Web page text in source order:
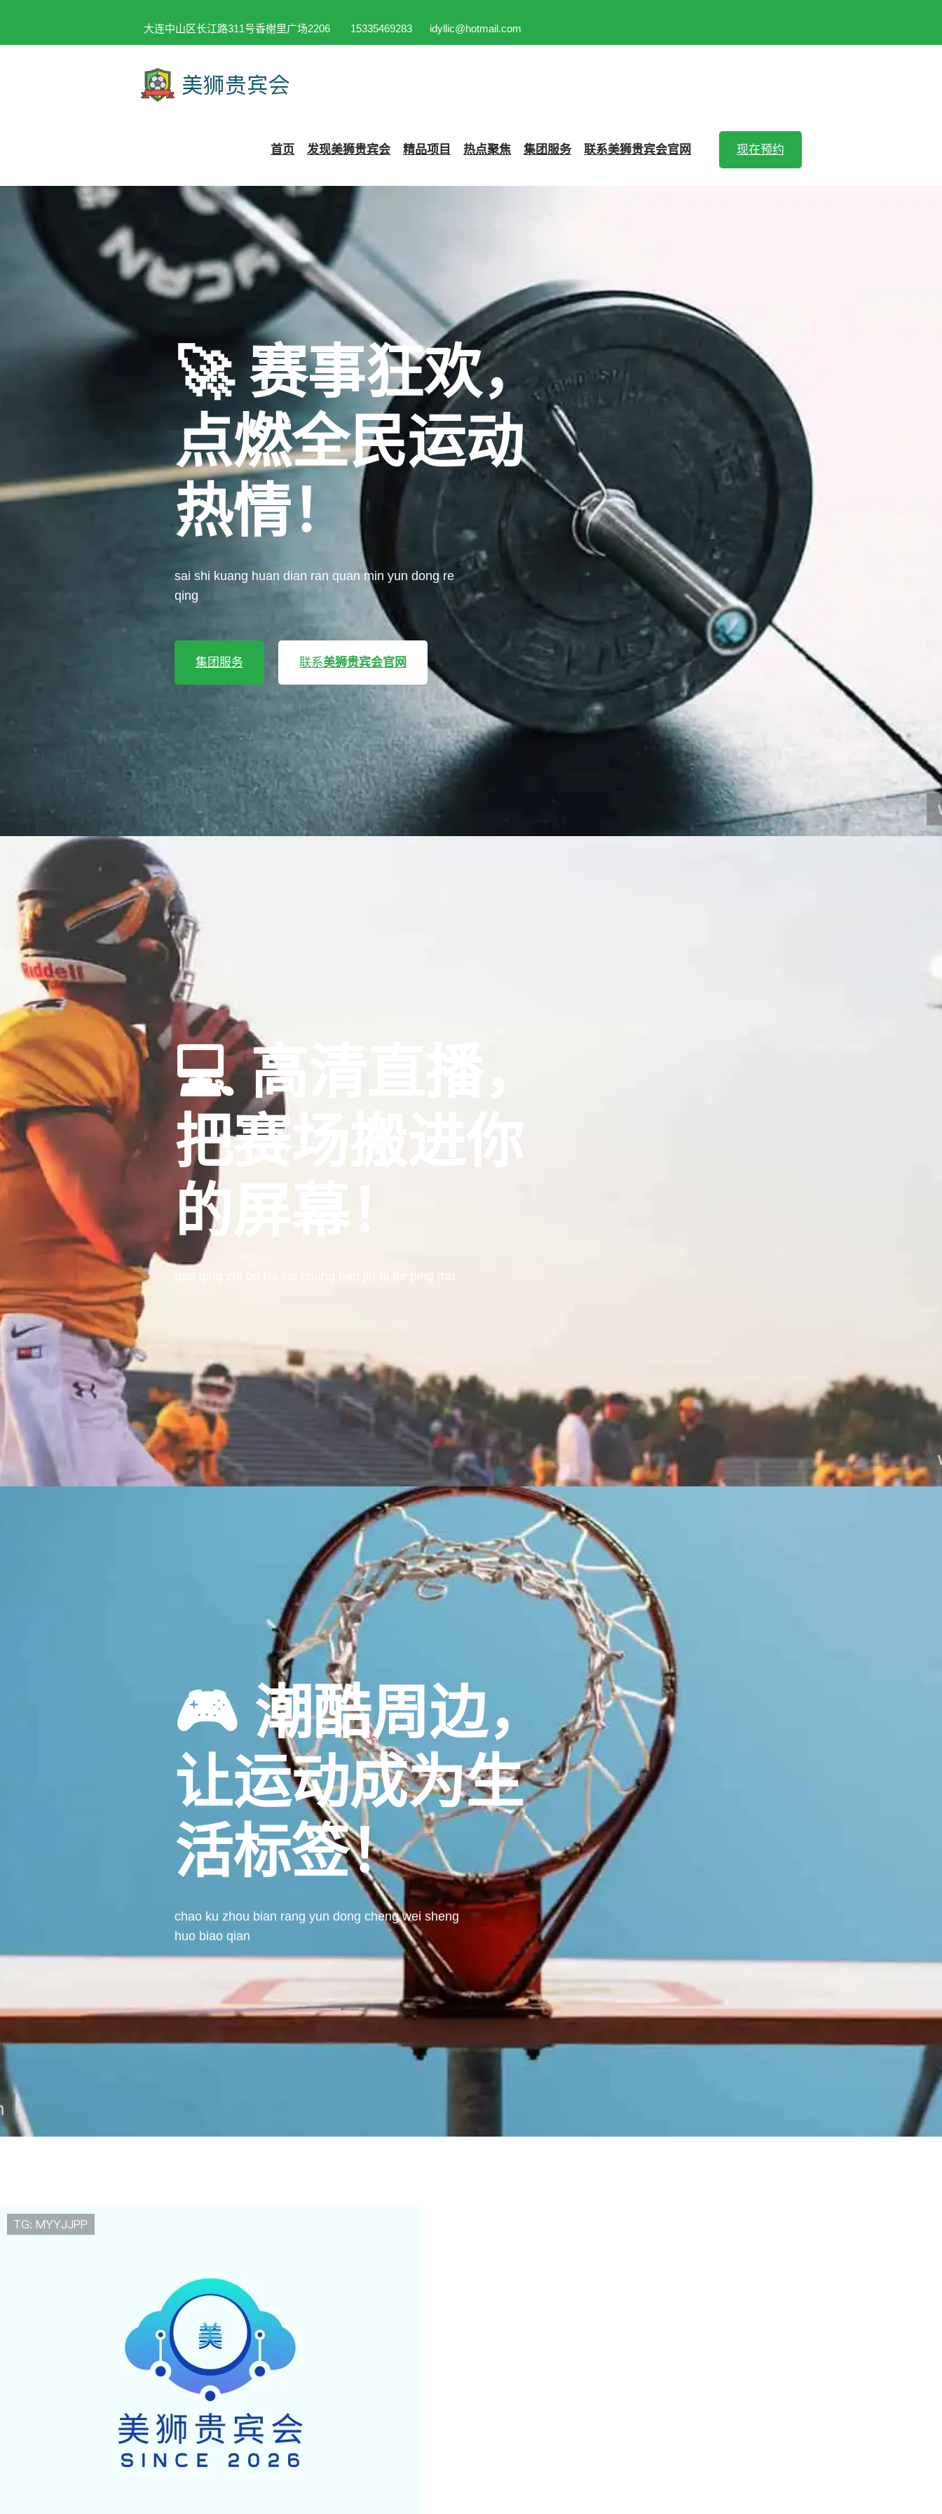
大连中山区长江路311号香榭里广场2206 15335469283 idyllic@hotmail.com
首页 发现美狮贵宾会 精品项目 热点聚焦 集团服务 联系美狮贵宾会官网 现在预约
🚀 赛事狂欢，
点燃全民运动
热情！
sai shi kuang huan dian ran quan min yun dong re
qing
集团服务 联系美狮贵宾会官网
💻 高清直播，
把赛场搬进你
的屏幕！
gao qing zhi bo ba sai chang ban jin ni de ping mu
🎮 潮酷周边，
让运动成为生
活标签！
chao ku zhou bian rang yun dong cheng wei sheng
huo biao qian